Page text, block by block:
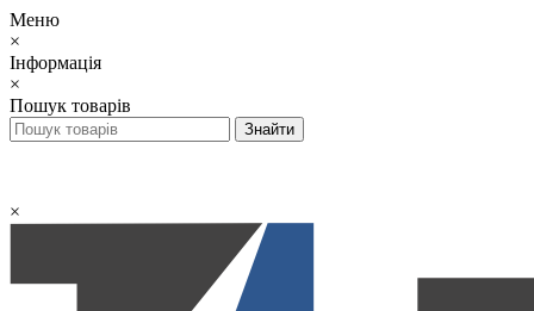
Меню
×
Інформація
×
Пошук товарів
×